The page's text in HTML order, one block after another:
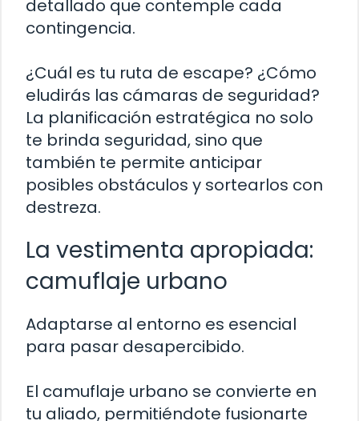
detallado que contemple cada
contingencia.
¿Cuál es tu ruta de escape? ¿Cómo
eludirás las cámaras de seguridad?
La planificación estratégica no solo
te brinda seguridad, sino que
también te permite anticipar
posibles obstáculos y sortearlos con
destreza.
La vestimenta apropiada:
camuflaje urbano
Adaptarse al entorno es esencial
para pasar desapercibido.
El camuflaje urbano se convierte en
tu aliado, permitiéndote fusionarte